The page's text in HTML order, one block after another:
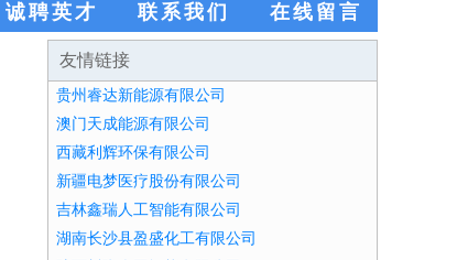
诚聘英才 联系我们 在线留言
友情链接
贵州睿达新能源有限公司
澳门天成能源有限公司
西藏利辉环保有限公司
新疆电梦医疗股份有限公司
吉林鑫瑞人工智能有限公司
湖南长沙县盈盛化工有限公司